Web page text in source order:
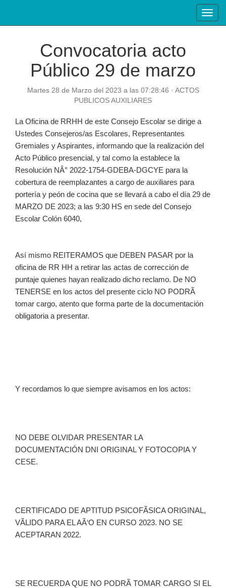
Convocatoria acto
Público 29 de marzo
Martes 28 de Marzo del 2023 a las 07:28:46 · ACTOS
PUBLICOS AUXILIARES
La Oficina de RRHH de este Consejo Escolar se dirige a
Ustedes Consejeros/as Escolares, Representantes
Gremiales y Aspirantes, informando que la realización del
Acto Público presencial, y tal como la establece la
Resolución NÂ° 2022-1754-GDEBA-DGCYE para la
cobertura de reemplazantes a cargo de auxiliares para
portería y peón de cocina que se llevará a cabo el día 29 de
MARZO DE 2023; a las 9:30 HS en sede del Consejo
Escolar Colón 6040,
Así mismo REITERAMOS que DEBEN PASAR por la
oficina de RR HH a retirar las actas de corrección de
puntaje quienes hayan realizado dicho reclamo. De NO
TENERSE en los actos del presente ciclo NO PODRÃ
tomar cargo, atento que forma parte de la documentación
obligatoria a presentar.
Y recordamos lo que siempre avisamos en los actos:
NO DEBE OLVIDAR PRESENTAR LA
DOCUMENTACIÓN DNI ORIGINAL Y FOTOCOPIA Y
CESE.
CERTIFICADO DE APTITUD PSICOFÃSICA ORIGINAL,
VÃLIDO PARA EL AÃ‘O EN CURSO 2023. NO SE
ACEPTARAN 2022.
SE RECUERDA QUE NO PODRÃ TOMAR CARGO SI EL